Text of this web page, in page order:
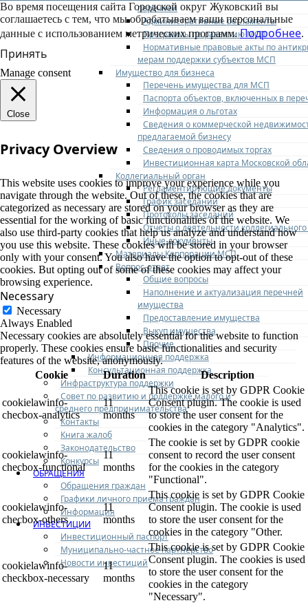
перечней
Административные регламенты
Программы по развитию МСП
Нормативные правовые акты по
мерам поддержки субъектов МСП
Имущество для бизнеса
Перечень имущества для МСП
Паспорта объектов, включенных в
Информация о льготах
Сведения о коммерческой
предлагаемой бизнесу
Сведения о проводимых торгах
Инвестиционная карта Московской
Коллегиальный орган
Регламентирующие документы
График заседаний
Протоколы заседаний
Отчеты о деятельности
Иные документы
Материалы Корпорации МСП
Вопрос-ответ
Общие вопросы
Наполнение и актуализация перечней
имущества
Предоставление имущества
Выкуп имущества
Прочие
Информационная поддержка
Консультационная поддержка
Инфраструктура поддержки
Совет по развитию и поддержке малого и
среднего предпринимательства
Контакты
Книга жалоб
Законодательство
Конкурсы
ОБРАЩЕНИЯ
Обращения граждан
Графики личного приема граждан
Информация
ИНВЕСТИЦИИ
Инвестиционный паспорт
Муниципально-частное партнерство
Новости инвестиций
Во время посещения сайта Городской округ Жуковский вы
соглашаетесь с тем, что мы обрабатываем ваши персональные
данные с использованием метрических программ.Подробнее.
Принять
Manage consent
Close
Privacy Overview
This website uses cookies to improve your experience while you
navigate through the website. Out of these, the cookies that are
categorized as necessary are stored on your browser as they are
essential for the working of basic functionalities of the website. We
also use third-party cookies that help us analyze and understand how
you use this website. These cookies will be stored in your browser
only with your consent. You also have the option to opt-out of these
cookies. But opting out of some of these cookies may affect your
browsing experience.
Necessary
Necessary
Always Enabled
Necessary cookies are absolutely essential for the website to function
properly. These cookies ensure basic functionalities and security
features of the website, anonymously.
Cookie
Duration Description
cookielawinfo-
checbox-analytics
11
months
This cookie is set by GDPR Cookie
Consent plugin. The cookie is used
to store the user consent for the
cookies in the category "Analytics".
cookielawinfo-
checbox-functional
11
months
The cookie is set by GDPR cookie
consent to record the user consent
for the cookies in the category
"Functional".
cookielawinfo-
checbox-others
11
months
This cookie is set by GDPR Cookie
Consent plugin. The cookie is used
to store the user consent for the
cookies in the category "Other.
cookielawinfo-
checkbox-necessary
11
months
This cookie is set by GDPR Cookie
Consent plugin. The cookies is used
to store the user consent for the
cookies in the category
"Necessary".